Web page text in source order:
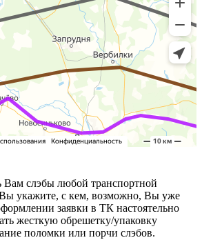
слэбы любой транспортной
укажите, с кем, возможно, Вы уже
заявки в ТК настоятельно
жесткую обрешетку/упаковку
поломки или порчи слэбов.